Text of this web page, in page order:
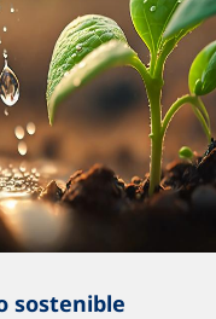
sostenible